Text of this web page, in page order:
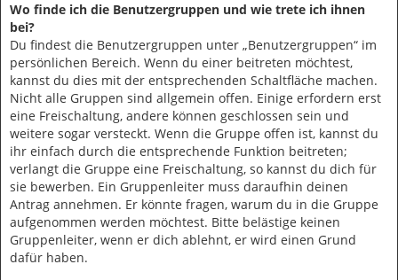
Wo finde ich die Benutzergruppen und wie trete ich ihnen
bei?
Du findest die Benutzergruppen unter „Benutzergruppen“ im
persönlichen Bereich. Wenn du einer beitreten möchtest,
kannst du dies mit der entsprechenden Schaltfläche machen.
Nicht alle Gruppen sind allgemein offen. Einige erfordern erst
eine Freischaltung, andere können geschlossen sein und
weitere sogar versteckt. Wenn die Gruppe offen ist, kannst du
ihr einfach durch die entsprechende Funktion beitreten;
verlangt die Gruppe eine Freischaltung, so kannst du dich für
sie bewerben. Ein Gruppenleiter muss daraufhin deinen
Antrag annehmen. Er könnte fragen, warum du in die Gruppe
aufgenommen werden möchtest. Bitte belästige keinen
Gruppenleiter, wenn er dich ablehnt, er wird einen Grund
dafür haben.